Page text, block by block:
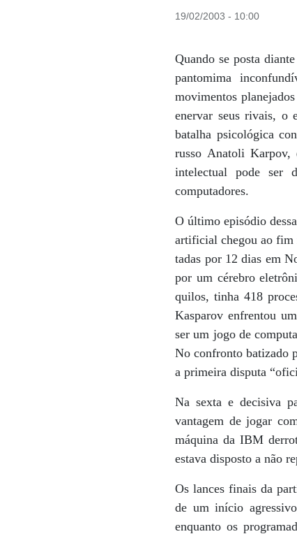
19/02/2003 - 10:00
Quando se posta
pantomima
movimentos
enervar seus rivais, o
batalha psicológica
russo Anatoli Karpov,
intelectual pode ser
computadores.
O último episódio
artificial chegou ao fim
tadas por 12 dias em
por um cérebro
quilos, tinha 418
Kasparov enfrentou
ser um jogo de
No confronto batizado
a primeira disputa
Na sexta e decisiva
vantagem de jogar
máquina da IBM
estava disposto a não
Os lances finais da
de um início
enquanto os